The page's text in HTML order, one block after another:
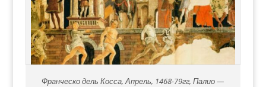
Франческо дель Косса, Апрель, 1468-79гг, Палио —